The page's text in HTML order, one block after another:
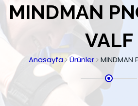
MINDMAN
VALF
Anasayfa Ürünler MINDMAN